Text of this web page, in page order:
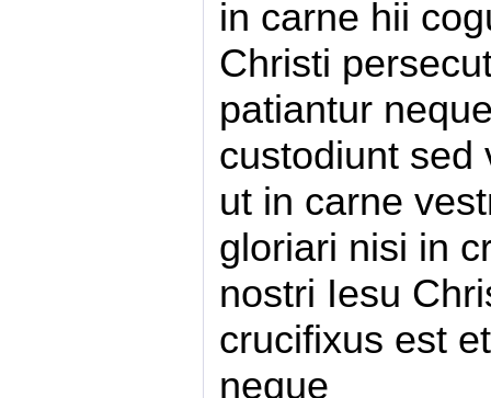
in carne hii
Christi
patiantur
custodiunt sed
ut in carne
gloriari nisi in
nostri Iesu
crucifixus est
neque